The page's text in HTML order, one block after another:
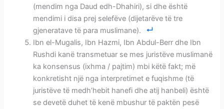
(mendim nga Daud edh-Dhahiri), si dhe është
mendimi i disa prej selefëve (dijetarëve të tre
gjeneratave të para muslimane).
Ibn el-Mugalis, Ibn Hazmi, Ibn Abdul-Berr dhe Ibn
Rushdi kanë transmetuar se mes juristëve muslimanë
ka konsensus (ixhma / pajtim) mbi këtë fakt; më
konkretisht një nga interpretimet e fuqishme (të
juristëve të medh’hebit hanefi dhe atij hanbeli) është
se devetë duhet të kenë mbushur të paktën pesë